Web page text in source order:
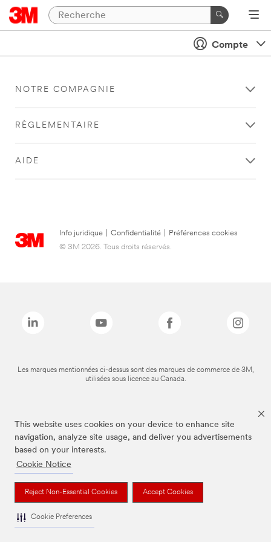
This website uses cookies on your device to enhance site
navigation, analyze site usage, and deliver you advertisements
based on your interests.
Cookie Notice
Reject Non-Essential Cookies Accept Cookies
Cookie Preferences
Compte
NOTRE COMPAGNIE
RÈGLEMENTAIRE
AIDE
Info juridique Confidentialité
Préférences cookies
© 3M 2026. Tous droits réservés.
Les marques mentionnées ci-dessus sont des marques de commerce de 3M,
utilisées sous licence au Canada.